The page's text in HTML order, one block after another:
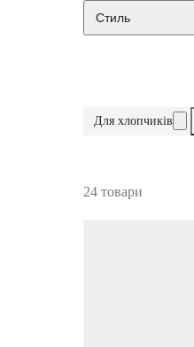
Стиль
Для хлопчиків
24 товари